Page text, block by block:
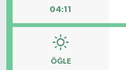
04:11
ÖĞLE